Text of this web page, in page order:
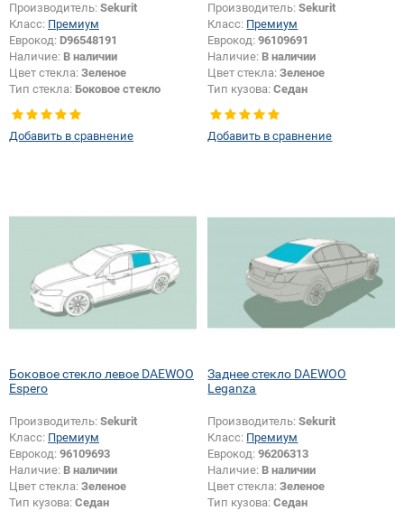
Производитель: Sekurit
Класс: Премиум
Еврокод: D96548191
Наличие: В наличии
Цвет стекла: Зеленое
Тип стекла: Боковое стекло
правое
Добавить в сравнение
Производитель:Sekurit
Класс: Премиум
Еврокод:96109691
Наличие: В наличии
Цвет стекла:Зеленое
Тип кузова:Седан
Тип стекла:Боковое стекло левое
Добавить в сравнение
Боковое стекло левое DAEWOO
Espero
Производитель: Sekurit
Класс: Премиум
Еврокод: 96109693
Наличие: В наличии
Цвет стекла: Зеленое
Тип кузова: Седан
Заднее стекло DAEWOO
Leganza
Производитель:Sekurit
Класс: Премиум
Еврокод:96206313
Наличие: В наличии
Цвет стекла:Зеленое
Тип кузова:Седан